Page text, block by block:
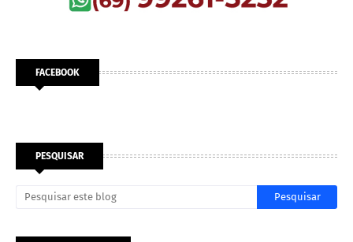
FACEBOOK
PESQUISAR